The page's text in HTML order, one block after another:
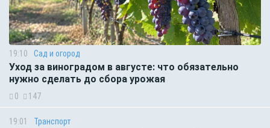
19:10 Сад и огород
Уход за виноградом в августе: что обязательно
нужно сделать до сбора урожая
0 147
19:01 Транспорт